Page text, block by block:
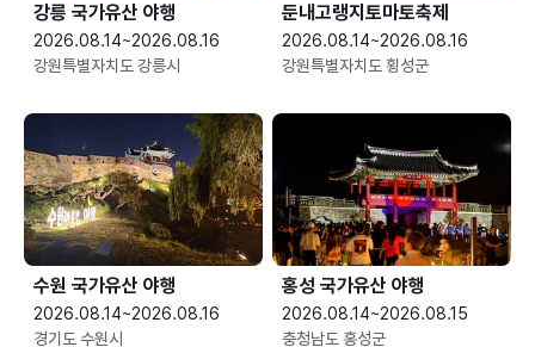
강릉 국가유산 야행
2026.08.14~2026.08.16
강원특별자치도 강릉시
둔내고랭지토마토축제
2026.08.14~2026.08.16
강원특별자치도 횡성군
수원 국가유산 야행
2026.08.14~2026.08.16
경기도 수원시
홍성 국가유산 야행
2026.08.14~2026.08.15
충청남도 홍성군